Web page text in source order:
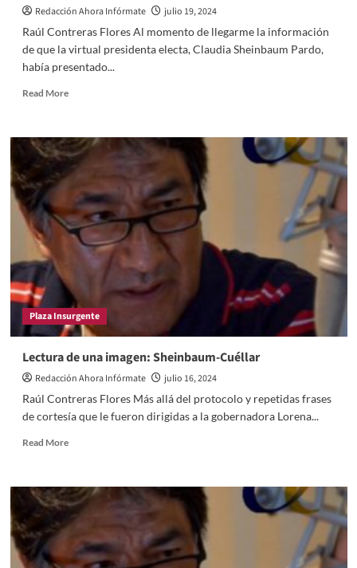
Redacción Ahora Infórmate
julio 19, 2024
Raúl Contreras Flores Al momento de llegarme la información
de que la virtual presidenta electa, Claudia Sheinbaum Pardo,
había presentado...
Read MoreRead
Deplorable
el
anuncio
de
Josefina
Rodríguez
Zamora
como
futura
secretaria
de
Turismo
federal
Plaza Insurgente
Lectura de una imagen: Sheinbaum-Cuéllar
Redacción Ahora Infórmate
julio 16, 2024
Raúl Contreras Flores Más allá del protocolo y repetidas frases
de cortesía que le fueron dirigidas a la gobernadora Lorena...
Read MoreRead
Lectura
de
una
imagen:
Sheinbaum-
Cuéllar